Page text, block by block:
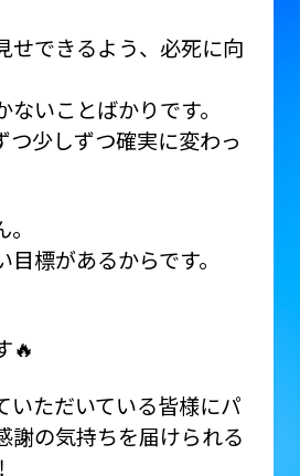
せできるよう、必死に向
いことばかりです。
つ少しずつ確実に変わっ
標があるからです。
🔥
いただいている皆様にパ
謝の気持ちを届けられる